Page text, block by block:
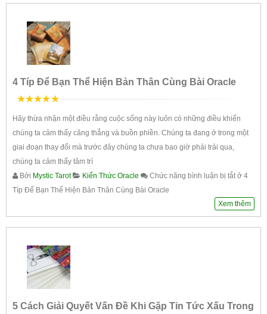
4 Típ Để Bạn Thể Hiện Bản Thân Cùng Bài Oracle
Hãy thừa nhận một điều rằng cuộc sống này luôn có những điều khiến
chúng ta cảm thấy căng thẳng và buồn phiền. Chúng ta đang ở trong một
giai đoạn thay đổi mà trước đây chúng ta chưa bao giờ phải trải qua,
chúng ta cảm thấy tâm trí
Bởi Mystic Tarot Kiến Thức Oracle Chức năng bình luận bị tắtở 4
Típ Để Bạn Thể Hiện Bản Thân Cùng Bài Oracle
Xem thêm
5 Cách Giải Quyết Vấn Đề Khi Gặp Tin Tức Xấu Trong